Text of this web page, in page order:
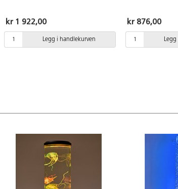
kommunikativ utvikling. Boblerørets
og kan bidra til bedre konsentrasjon,
noe som gjør det ideelt i et sanserom
kr 1 922,00
Legg i handlekurven
en mobiltelefon,
et TF-kort. Lader
12,6x12,6x10,5
kr 876,00